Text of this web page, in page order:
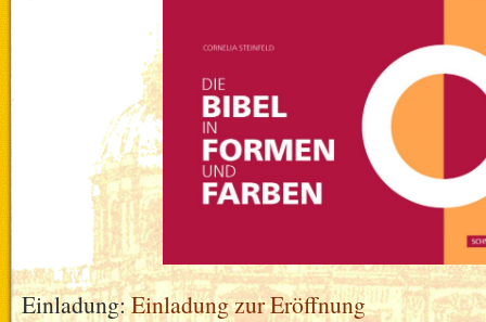
Einladung:Einladung zur Eröffnung